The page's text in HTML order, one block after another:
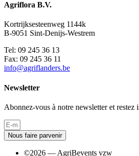
Agriflora B.V.
Kortrijksesteenweg 1144k
B-9051 Sint-Denijs-Westrem
Tel: 09 245 36 13
Fax: 09 245 36 11
info@agriflanders.be
Newsletter
Abonnez-vous à notre newsletter et restez
Nous faire parvenir
©2026 — AgriBevents vzw